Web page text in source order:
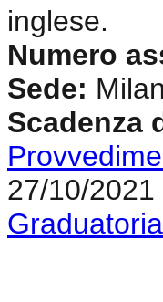
inglese.
Numero
Sede:
Scadenza
27/10/2021
Graduatoria